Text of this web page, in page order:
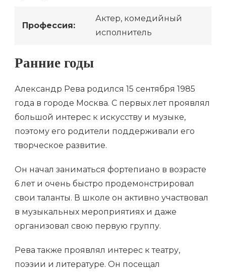
Профессия:
Актер, комедийный
исполнитель
Ранние годы
Александр Рева родился 15 сентября 1985
года в городе Москва. С первых лет проявлял
большой интерес к искусству и музыке,
поэтому его родители поддерживали его
творческое развитие.
Он начал заниматься фортепиано в возрасте
6 лет и очень быстро продемонстрировал
свои таланты. В школе он активно участвовал
в музыкальных мероприятиях и даже
организовал свою первую группу.
Рева также проявлял интерес к театру,
поэзии и литературе. Он посещал